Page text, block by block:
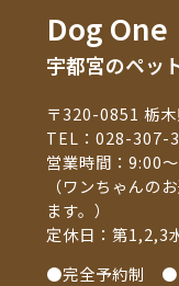
Dog One
宇都宮のペッ
〒320-0851 栃
TEL：028-307-
営業時間：9:00
（ワンちゃんの
ます。）
定休日：第1,2,3
●完全予約制 ●